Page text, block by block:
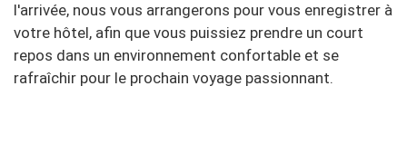
l'arrivée, nous vous arrangerons pour vous enregistrer à
votre hôtel, afin que vous puissiez prendre un court
repos dans un environnement confortable et se
rafraîchir pour le prochain voyage passionnant.